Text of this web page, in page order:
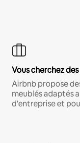
Vous cherchez
Airbnb propose
meublés adaptés
d'entreprise et